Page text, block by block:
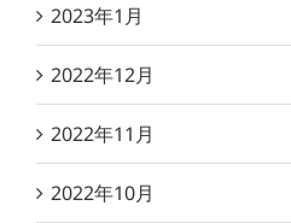
2023年1月
2022年12月
2022年11月
2022年10月